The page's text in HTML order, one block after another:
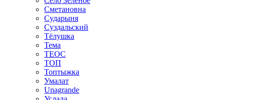
Сметановна
Сударыня
Суздальский
Тёлушка
Тема
ТЕОС
ТОП
Топтыжка
Умалат
Unagrande